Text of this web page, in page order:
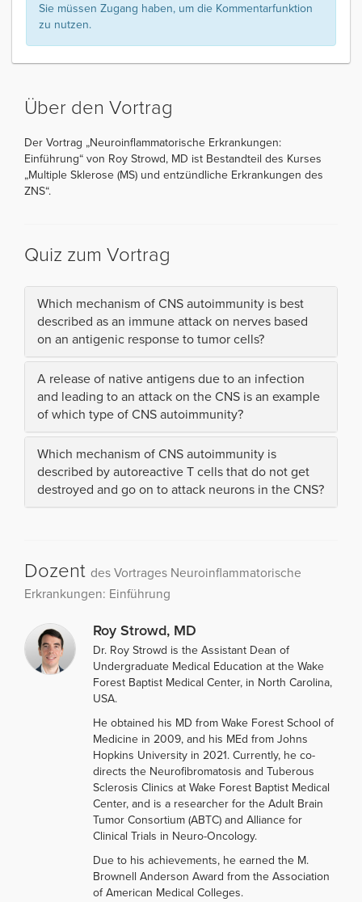
Sie müssen Zugang haben, um die Kommentarfunktion
zu nutzen.
Über den Vortrag
Der Vortrag „Neuroinflammatorische Erkrankungen:
Einführung“ von Roy Strowd, MD ist Bestandteil des Kurses
„Multiple Sklerose (MS) und entzündliche Erkrankungen des
ZNS“.
Quiz zum Vortrag
Which mechanism of CNS autoimmunity is best
described as an immune attack on nerves based
on an antigenic response to tumor cells?
A release of native antigens due to an infection
and leading to an attack on the CNS is an example
of which type of CNS autoimmunity?
Which mechanism of CNS autoimmunity is
described by autoreactive T cells that do not get
destroyed and go on to attack neurons in the CNS?
Dozent des Vortrages Neuroinflammatorische
Erkrankungen: Einführung
Roy Strowd, MD
Dr. Roy Strowd is the Assistant Dean of
Undergraduate Medical Education at the Wake
Forest Baptist Medical Center, in North Carolina,
USA.
He obtained his MD from Wake Forest School of
Medicine in 2009, and his MEd from Johns
Hopkins University in 2021. Currently, he co-
directs the Neurofibromatosis and Tuberous
Sclerosis Clinics at Wake Forest Baptist Medical
Center, and is a researcher for the Adult Brain
Tumor Consortium (ABTC) and Alliance for
Clinical Trials in Neuro-Oncology.
Due to his achievements, he earned the M.
Brownell Anderson Award from the Association
of American Medical Colleges.